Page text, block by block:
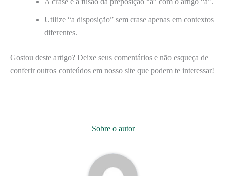
Utilize “a disposição” sem crase apenas em contextos
diferentes.
Gostou deste artigo? Deixe seus comentários e não esqueça de
conferir outros conteúdos em nosso site que podem te interessar!
Sobre o autor